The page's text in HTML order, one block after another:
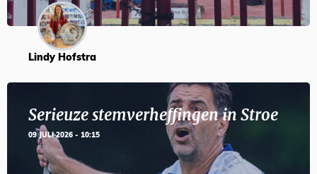
Lindy Hofstra
Serieuze stemverheffingen in Stroe
09 JULI 2026 - 10:15